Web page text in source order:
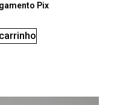
Pix